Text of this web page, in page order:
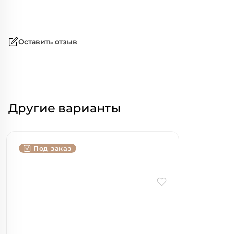
Оставить отзыв
Другие варианты
Под заказ